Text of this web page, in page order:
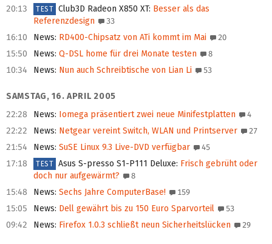
20:13
TEST Club3D Radeon X850 XT: Besser als das
Referenzdesign
33
16:10 News: RD400-Chipsatz von ATi kommt im Mai 20
15:50 News: Q-DSL home für drei Monate testen 8
10:34 News: Nun auch Schreibtische von Lian Li 53
SAMSTAG, 16. APRIL 2005
22:28
News: Iomega präsentiert zwei neue Minifestplatten 4
22:22 News: Netgear vereint Switch, WLAN und Printserver 27
21:54 News: SuSE Linux 9.3 Live-DVD verfügbar 45
17:18 TEST Asus S-presso S1-P111 Deluxe: Frisch gebrüht oder
doch nur aufgewärmt?
8
15:48 News: Sechs Jahre ComputerBase! 159
15:05 News: Dell gewährt bis zu 150 Euro Sparvorteil 53
09:42 News: Firefox 1.0.3 schließt neun Sicherheitslücken 29